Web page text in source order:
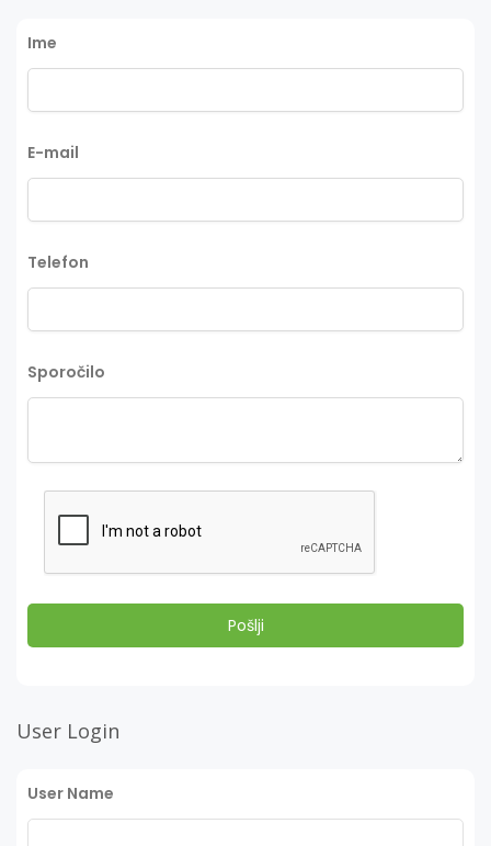
Ime
E-mail
Telefon
Sporočilo
User Login
User Name